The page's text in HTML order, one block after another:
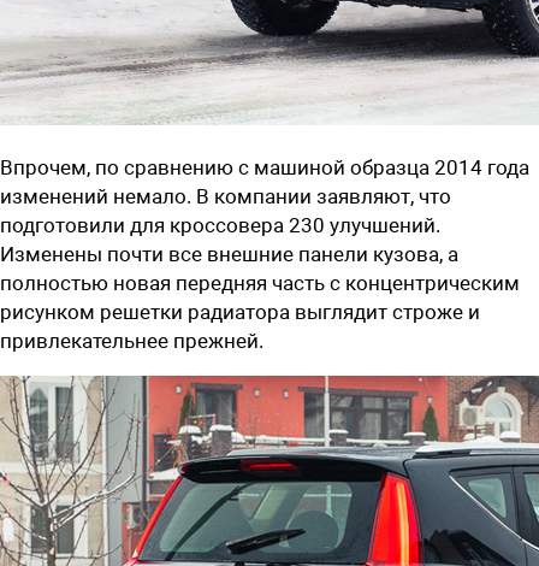
Впрочем, по сравнению с машиной образца 2014 года
изменений немало. В компании заявляют, что
подготовили для кроссовера 230 улучшений.
Изменены почти все внешние панели кузова, а
полностью новая передняя часть с концентрическим
рисунком решетки радиатора выглядит строже и
привлекательнее прежней.